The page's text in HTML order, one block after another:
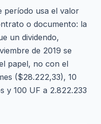
período usa el valor
o documento: la
un dividendo,
de 2019 se
papel, no con el
($28.222,33), 10
y 100 UF a 2.822.233